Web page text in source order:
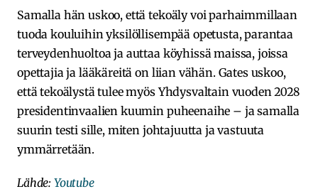
Samalla hän uskoo, että tekoäly voi parhaimmillaan
tuoda kouluihin yksilöllisempää opetusta, parantaa
terveydenhuoltoa ja auttaa köyhissä maissa, joissa
opettajia ja lääkäreitä on liian vähän. Gates uskoo,
että tekoälystä tulee myös Yhdysvaltain vuoden 2028
presidentinvaalien kuumin puheenaihe – ja samalla
suurin testi sille, miten johtajuutta ja vastuuta
ymmärretään.
Lähde: Youtube